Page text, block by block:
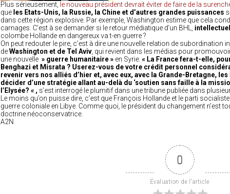
Plus sérieusement, le nouveau président devrait éviter de faire de la
que les Etats-Unis, la Russie, la Chine et d’autres grandes puissances
dans cette région explosive. Par exemple, Washington estime que cela
carnages. C’est à se demander si le retour médiatique d’un BHL,
colombe Hollande en dangereux va t-en guerre ?
On peut redouter le pire, c’est à dire une nouvelle relation de subordination
deWashington et de Tel Aviv , qui revient dans les médias pour
une nouvelle » guerre humanitaire » en Syrie. « La France fera-t-elle,
Benghazi et Misrata ? Userez-vous de votre crédit personnel
revenir vers nos alliés d’hier et, avec eux, avec la Grande-Bretagne,
décider d’une stratégie allant au-delà du ‘soutien sans faille à la
l’Elysée? « , s’est interrogé le plumitif dans une tribune publiée dans
Le moins qu’on puisse dire, c’est que François Hollande et le parti
guerre coloniale en Libye. Comme quoi, le président du changement n’est
doctrine néoconservatrice.
A2N
0
Évaluation de l'article